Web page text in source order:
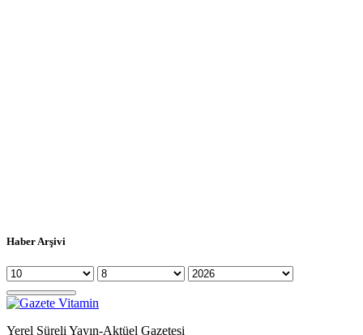
Haber Arşivi
Yerel Süreli Yayın-Aktüel Gazetesi